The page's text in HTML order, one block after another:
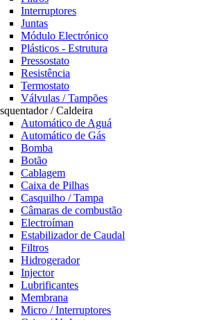
Interruptores
Juntas
Módulo Electrónico
Plásticos - Estrutura
Pressostato
Resistência
Termostato
Válvulas / Tampões
/ Caldeira
Automático de Aguá
Automático de Gás
Bomba
Botão
Cablagem
Caixa de Pilhas
Casquilho / Tampa
Câmaras de combustão
Electroíman
Estabilizador de Caudal
Filtros
Hidrogerador
Injector
Lubrificantes
Membrana
Micro / Interruptores